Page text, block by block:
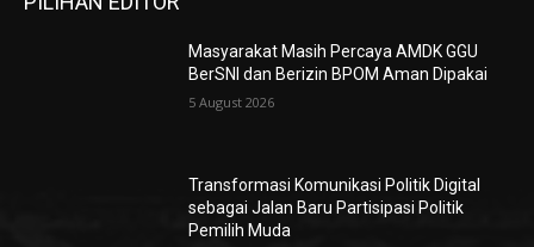
Masyarakat Masih Percaya AMDK GGU
BerSNI dan Berizin BPOM Aman Dipakai
5 August 2026
Transformasi Komunikasi Politik Digital
sebagai Jalan Baru Partisipasi Politik
Pemilih Muda